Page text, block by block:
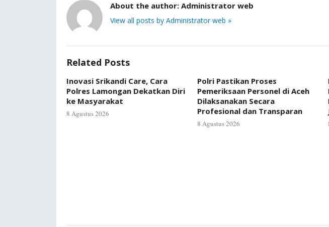
About the author: Administrator web
View all posts by Administrator web »
Related Posts
Inovasi Srikandi Care, Cara
Polres Lamongan Dekatkan Diri
ke Masyarakat
8 Agustus 2026
Polri Pastikan Proses
Pemeriksaan Personel di Aceh
Dilaksanakan Secara
Profesional dan Transparan
8 Agustus 2026